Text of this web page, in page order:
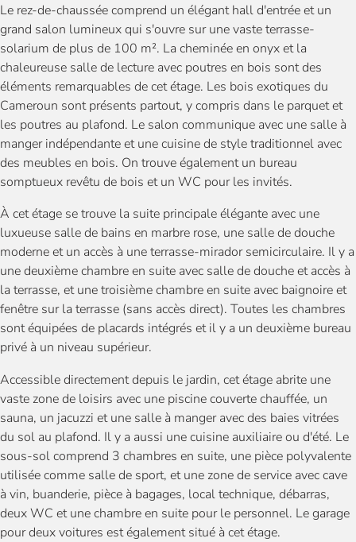
Le rez-de-chaussée comprend un élégant hall d'entrée et un
grand salon lumineux qui s'ouvre sur une vaste terrasse-
solarium de plus de 100 m². La cheminée en onyx et la
chaleureuse salle de lecture avec poutres en bois sont des
éléments remarquables de cet étage. Les bois exotiques du
Cameroun sont présents partout, y compris dans le parquet et
les poutres au plafond. Le salon communique avec une salle à
manger indépendante et une cuisine de style traditionnel avec
des meubles en bois. On trouve également un bureau
somptueux revêtu de bois et un WC pour les invités.
À cet étage se trouve la suite principale élégante avec une
luxueuse salle de bains en marbre rose, une salle de douche
moderne et un accès à une terrasse-mirador semicirculaire. Il y a
une deuxième chambre en suite avec salle de douche et accès à
la terrasse, et une troisième chambre en suite avec baignoire et
fenêtre sur la terrasse (sans accès direct). Toutes les chambres
sont équipées de placards intégrés et il y a un deuxième bureau
privé à un niveau supérieur.
Accessible directement depuis le jardin, cet étage abrite une
vaste zone de loisirs avec une piscine couverte chauffée, un
sauna, un jacuzzi et une salle à manger avec des baies vitrées
du sol au plafond. Il y a aussi une cuisine auxiliaire ou d'été. Le
sous-sol comprend 3 chambres en suite, une pièce polyvalente
utilisée comme salle de sport, et une zone de service avec cave
à vin, buanderie, pièce à bagages, local technique, débarras,
deux WC et une chambre en suite pour le personnel. Le garage
pour deux voitures est également situé à cet étage.